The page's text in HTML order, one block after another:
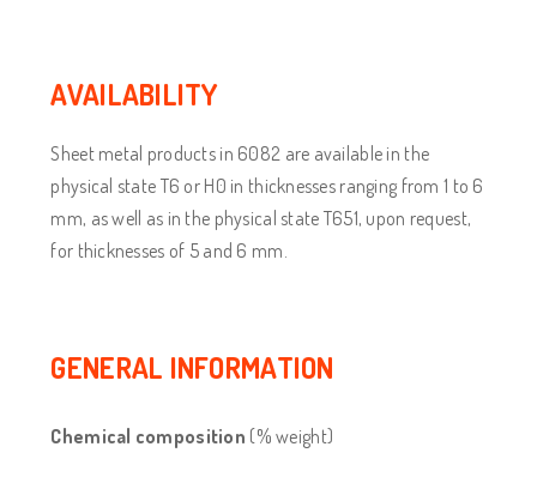
AVAILABILITY
Sheet metal products in 6082 are available in the
physical state T6 or H0 in thicknesses ranging from 1 to 6
mm, as well as in the physical state T651, upon request,
for thicknesses of 5 and 6 mm.
GENERAL INFORMATION
Chemical composition (% weight)